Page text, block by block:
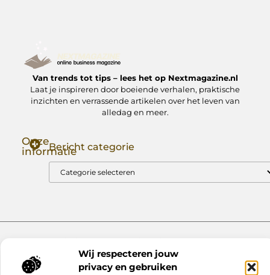
Wij respecteren jouw
privacy en gebruiken
Van trends tot tips – lees het op Nextmagazine.nl
Laat je inspireren door boeiende verhalen, praktische
inzichten en verrassende artikelen over het leven van
alledag en meer.
Onze
informatieBericht categorie
@2025 www.nextmagazine.nl. All Right Reserved.